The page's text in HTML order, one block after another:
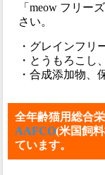
「meow フリー
さい。
・グレインフリ
・とうもろこし
・合成添加物、
全年齢猫用総合
AAFCO(米国飼
ています。